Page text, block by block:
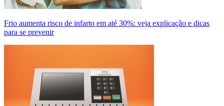
Frio aumenta risco de infarto em até 30%: veja explicação e dicas
para se prevenir